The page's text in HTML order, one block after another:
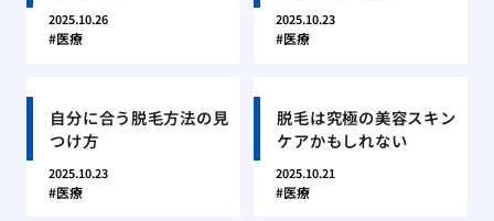
2025.10.26
医療
2025.10.23
医療
自分に合う脱毛方法の見
つけ方
2025.10.23
医療
脱毛は究極の美容スキン
ケアかもしれない
2025.10.21
医療